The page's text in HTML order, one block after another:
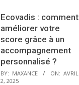
Ecovadis : comment
améliorer votre
score grâce à un
accompagnement
personnalisé ?
BY: MAXANCE ON: AVRIL
2, 2025